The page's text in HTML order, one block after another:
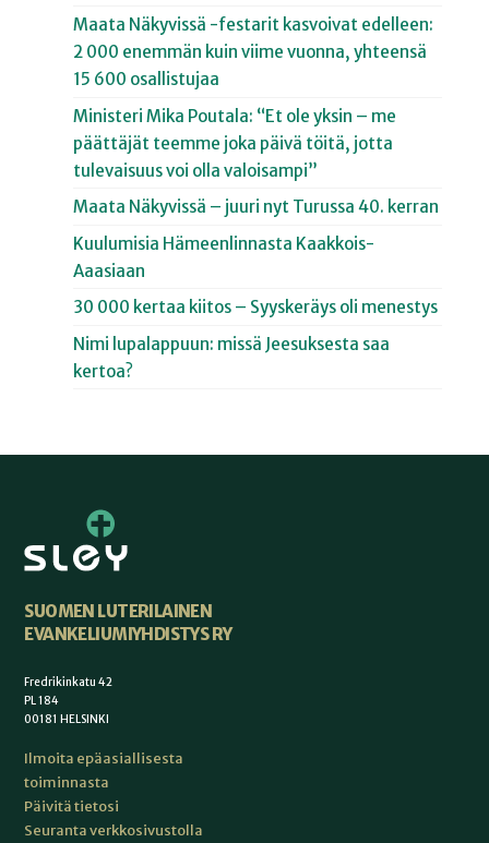
Maata Näkyvissä -festarit kasvoivat edelleen:
2 000 enemmän kuin viime vuonna, yhteensä
15 600 osallistujaa
Ministeri Mika Poutala: “Et ole yksin – me
päättäjät teemme joka päivä töitä, jotta
tulevaisuus voi olla valoisampi”
Maata Näkyvissä – juuri nyt Turussa 40. kerran
Kuulumisia Hämeenlinnasta Kaakkois-
Aaasiaan
30 000 kertaa kiitos – Syyskeräys oli menestys
Nimi lupalappuun: missä Jeesuksesta saa
kertoa?
SUOMEN LUTERILAINEN
EVANKELIUMIYHDISTYS RY
Fredrikinkatu 42
PL 184
00181 HELSINKI
Ilmoita epäasiallisesta
toiminnasta
Päivitä tietosi
Seuranta verkkosivustolla